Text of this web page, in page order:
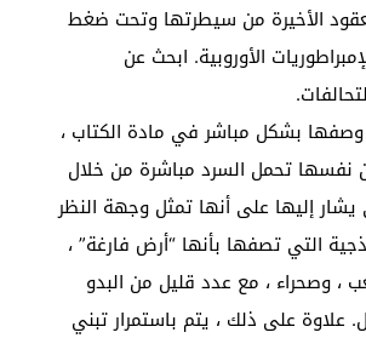
الأخيرة من سيطرتها وتحت ضغط
الأوروبية. ابحث عن
وصفها بشكل مباشر في مادة الكتاب ،
تحمل السرد مباشرة من خلال
يشار إليها على أنها تمثل وجهة النظر
التي تصفها بأنها “أرض فارغة” ،
، وصحراء ، مع عدد قليل من البدو
علاوة على ذلك ، يتم باستمرار تبني